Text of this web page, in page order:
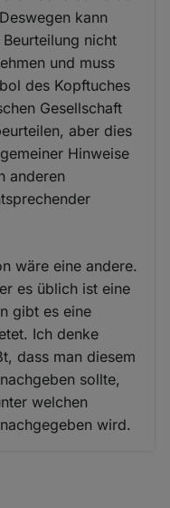
kann
nicht
und muss
des Kopftuches
Gesellschaft
aber dies
Hinweise
anderen
wäre eine andere.
es üblich ist eine
gibt es eine
Ich denke
dass man diesem
sollte,
welchen
wird.